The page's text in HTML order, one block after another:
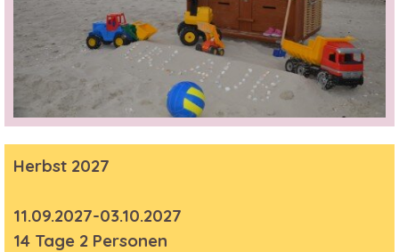
Herbst 2027
11.09.2027-03.10.2027
14 Tage 2 Personen